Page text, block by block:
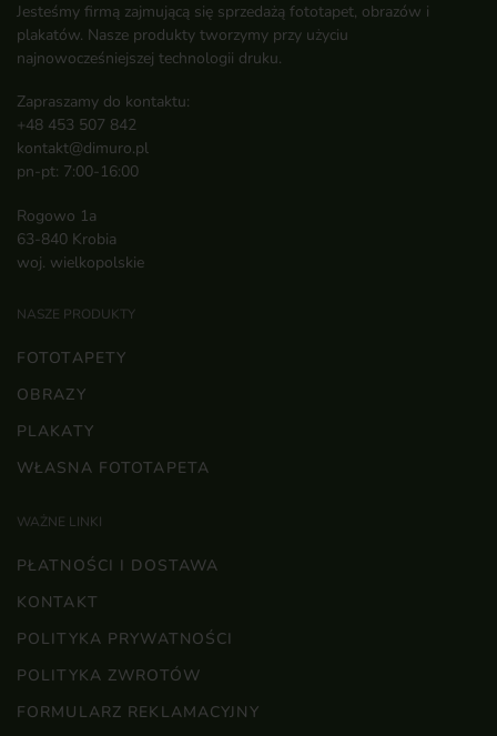
Jesteśmy firmą zajmującą się sprzedażą fototapet, obrazów i
plakatów. Nasze produkty tworzymy przy użyciu
najnowocześniejszej technologii druku.
Zapraszamy do kontaktu:
+48 453 507 842
kontakt@dimuro.pl
pn-pt: 7:00-16:00
Rogowo 1a
63-840 Krobia
woj. wielkopolskie
NASZE PRODUKTY
FOTOTAPETY
OBRAZY
PLAKATY
WŁASNA FOTOTAPETA
WAŻNE LINKI
PŁATNOŚCI I DOSTAWA
KONTAKT
POLITYKA PRYWATNOŚCI
POLITYKA ZWROTÓW
FORMULARZ REKLAMACYJNY